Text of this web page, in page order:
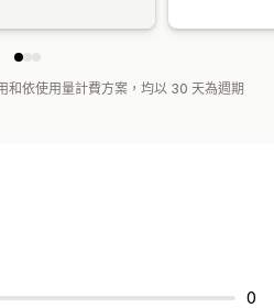
和依使用量計費方案，均以 30 天為週期
0